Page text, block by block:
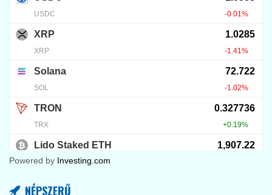
Powered by Investing.com
NÉPSZERŰ